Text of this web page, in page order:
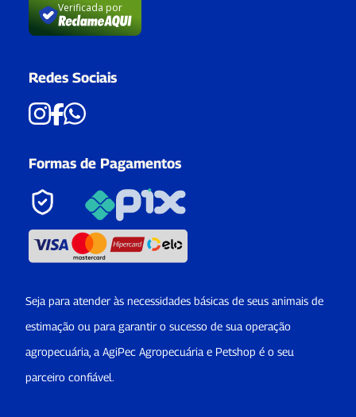
Verificada por
Redes Sociais
Formas de Pagamentos
Seja para atender às necessidades básicas de seus animais de
estimação ou para garantir o sucesso de sua operação
agropecuária, a AgiPec Agropecuária e Petshop é o seu
parceiro confiável.